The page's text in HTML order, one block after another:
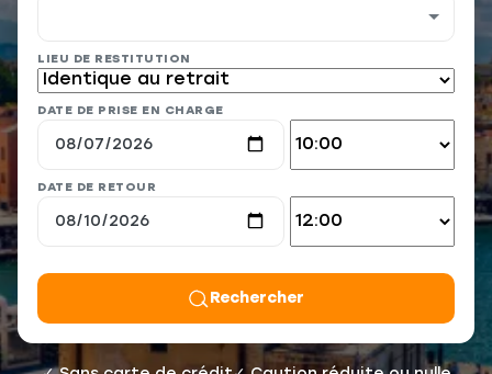
LIEU DE RESTITUTION
DATE DE PRISE EN CHARGE
DATE DE RETOUR
Rechercher